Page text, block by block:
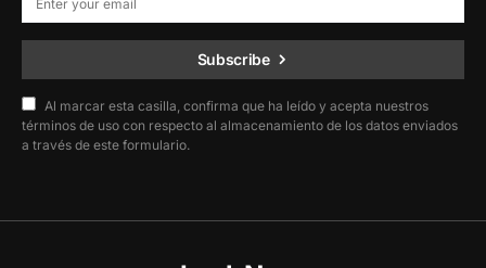
Subscribe
Al marcar esta casilla, confirma que ha leído y acepta nuestros
términos de uso con respecto al almacenamiento de los datos enviados
a través de este formulario.